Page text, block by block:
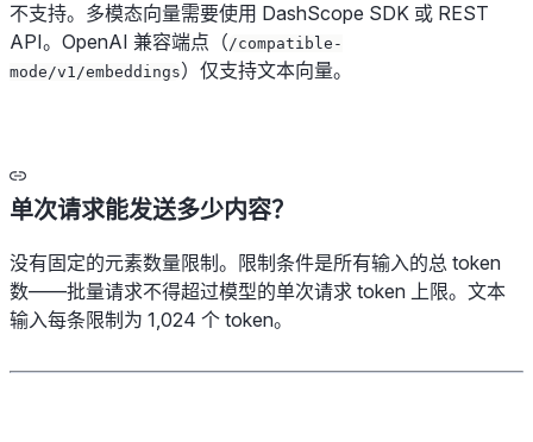
不支持。多模态向量需要使用 DashScope SDK 或 REST
API。OpenAI 兼容端点（/compatible-
mode/v1/embeddings）仅支持文本向量。
单次请求能发送多少内容？
没有固定的元素数量限制。限制条件是所有输入的总 token
数——批量请求不得超过模型的单次请求 token 上限。文本
输入每条限制为 1,024 个 token。